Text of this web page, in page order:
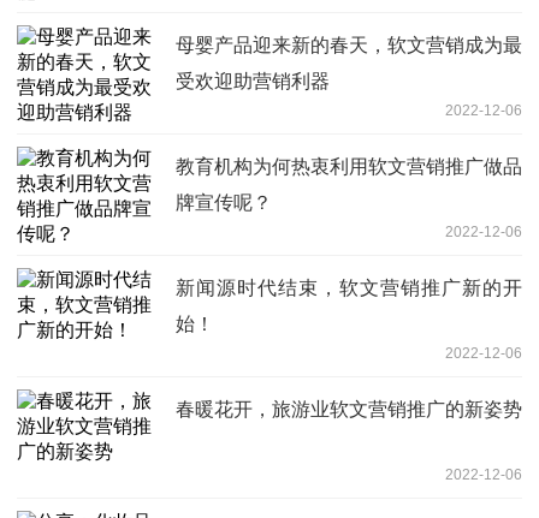
母婴产品迎来新的春天，软文营销成为最
受欢迎助营销利器
2022-12-06
教育机构为何热衷利用软文营销推广做品
牌宣传呢？
2022-12-06
新闻源时代结束，软文营销推广新的开
始！
2022-12-06
春暖花开，旅游业软文营销推广的新姿势
2022-12-06